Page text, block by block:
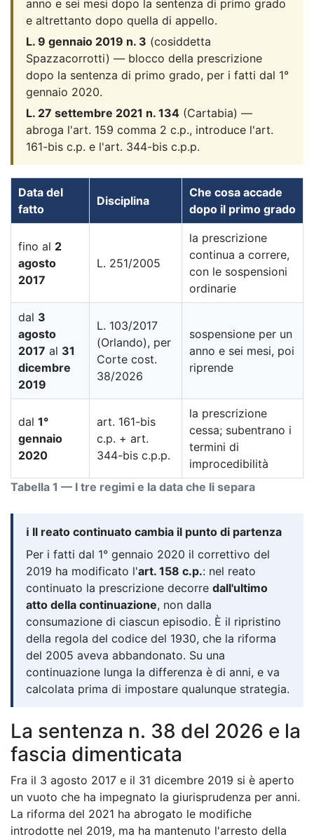
anno e sei mesi dopo la sentenza di primo grado
e altrettanto dopo quella di appello.
L. 9 gennaio 2019 n. 3 (cosiddetta
Spazzacorrotti) — blocco della prescrizione
dopo la sentenza di primo grado, per i fatti dal 1°
gennaio 2020.
L. 27 settembre 2021 n. 134 (Cartabia) —
abroga l'art. 159 comma 2 c.p., introduce l'art.
161-bis c.p. e l'art. 344-bis c.p.p.
Tabella 1 — I tre regimi e la data che li separa
Data del
fatto
Disciplina
Che cosa accade
dopo il primo grado
fino al 2
agosto
2017
L. 251/2005
la prescrizione
continua a correre,
con le sospensioni
ordinarie
dal 3
agosto
2017 al 31
dicembre
2019
L. 103/2017
(Orlando), per
Corte cost.
38/2026
sospensione per un
anno e sei mesi, poi
riprende
dal 1°
gennaio
2020
art. 161-bis
c.p. + art.
344-bis c.p.p.
la prescrizione
cessa; subentrano i
termini di
improcedibilità
ℹ️ Il reato continuato cambia il punto di partenza
Per i fatti dal 1° gennaio 2020 il correttivo del
2019 ha modificato l'art. 158 c.p.: nel reato
continuato la prescrizione decorre dall'ultimo
atto della continuazione, non dalla
consumazione di ciascun episodio. È il ripristino
della regola del codice del 1930, che la riforma
del 2005 aveva abbandonato. Su una
continuazione lunga la differenza è di anni, e va
calcolata prima di impostare qualunque strategia.
La sentenza n. 38 del 2026 e la
fascia dimenticata
Fra il 3 agosto 2017 e il 31 dicembre 2019 si è aperto
un vuoto che ha impegnato la giurisprudenza per anni.
La riforma del 2021 ha abrogato le modifiche
introdotte nel 2019, ma ha mantenuto l'arresto della